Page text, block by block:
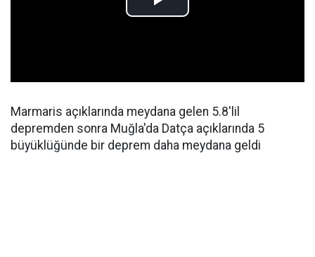
Marmaris açıklarında meydana gelen 5.8'lil
depremden sonra Muğla'da Datça açıklarında 5
büyüklüğünde bir deprem daha meydana geldi